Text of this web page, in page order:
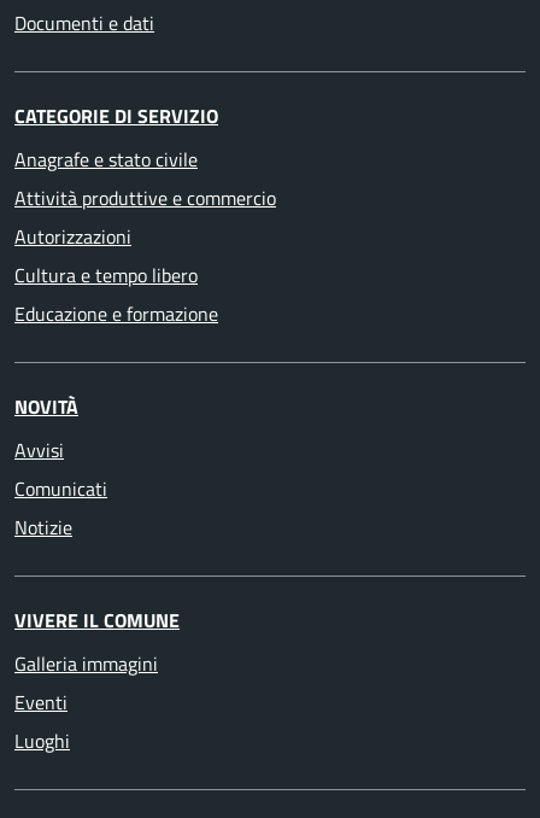
Documenti e dati
CATEGORIE DI SERVIZIO
Anagrafe e stato civile
Attività produttive e commercio
Autorizzazioni
Cultura e tempo libero
Educazione e formazione
NOVITÀ
Avvisi
Comunicati
Notizie
VIVERE IL COMUNE
Galleria immagini
Eventi
Luoghi